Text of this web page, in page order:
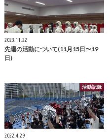
2023.11.22
先週の活動について(11月15日〜19
日)
活動記録
2022.4.29